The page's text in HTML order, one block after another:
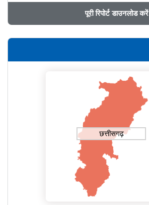
पूरी रिपोर्ट डाउनलोड करें
छत्तीसगढ़